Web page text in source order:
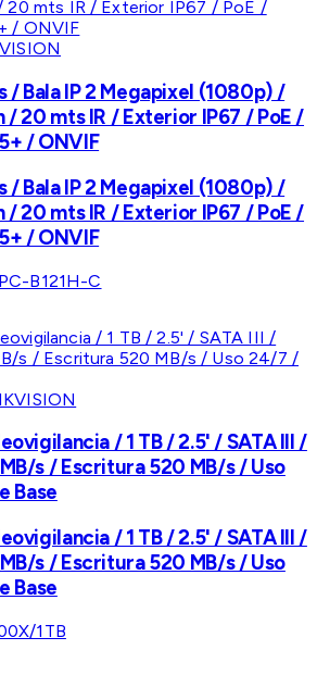
/ Bala IP 2 Megapixel (1080p) /
/ 20 mts IR / Exterior IP67 / PoE /
/ ONVIF
/ Bala IP 2 Megapixel (1080p) /
/ 20 mts IR / Exterior IP67 / PoE /
/ ONVIF
B121H-C
/ 1 TB / 2.5' / SATA III /
s / Escritura 520 MB/s / Uso
Base
/ 1 TB / 2.5' / SATA III /
s / Escritura 520 MB/s / Uso
Base
1TB